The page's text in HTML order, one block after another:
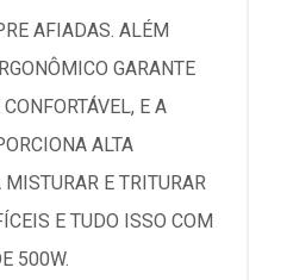
AFIADAS. ALÉM
GARANTE
E A
ALTA
E TRITURAR
E TUDO ISSO COM
500W.